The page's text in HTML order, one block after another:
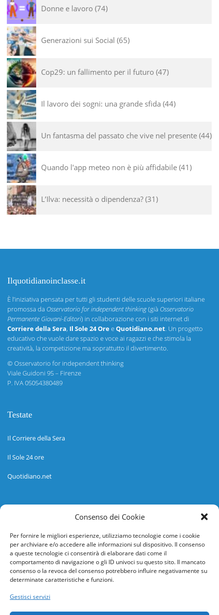
Consenso dei Cookie
Per fornire le migliori esperienze, utilizziamo tecnologie come i cookie
per archiviare e/o accedere alle informazioni sul dispositivo. Il consenso
a queste tecnologie ci consentirà di elaborare dati come il
comportamento di navigazione o gli ID univoci su questo sito. Il mancato
consenso o la revoca del consenso potrebbero influire negativamente su
determinate caratteristiche e funzioni.
Gestisci servizi
Donne e lavoro 74
Generazioni sui Social 65
Cop29: un fallimento per il futuro 47
Il lavoro dei sogni: una grande sfida 44
Un fantasma del passato che vive nel presente 44
Quando l'app meteo non è più affidabile 41
L’Ilva: necessità o dipendenza? 31
Ilquotidianoinclasse.it
È l’iniziativa pensata per tutti gli studenti delle scuole superiori italiane
promossa da Osservatorio for independent thinking(già Osservatorio
Permanente Giovani-Editori) in collaborazione con i siti internet di
Corriere della Sera, Il Sole 24 OreeQuotidiano.net. Un progetto
educativo che vuole dare spazio e voce ai ragazzi e che stimola la
creatività, la competizione ma soprattutto il divertimento.
©Osservatorio for independent thinking
Viale Guidoni 95 – Firenze
P. IVA 05054380489
Testate
Il Corriere della Sera
Il Sole 24 ore
Quotidiano.net
Informazioni
Help desk
Guida rapida